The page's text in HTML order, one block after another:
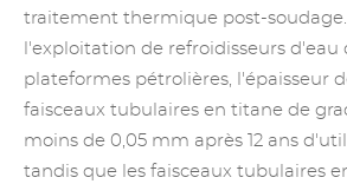
traitement thermique post-soudage.
l'exploitation de refroidisseurs d'eau
plateformes pétrolières, l'épaisseur
faisceaux tubulaires en titane de
moins de 0,05 mm après 12 ans
tandis que les faisceaux tubulaires